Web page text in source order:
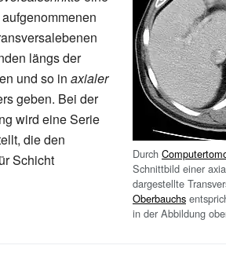
Durch
Schnittbild einer
dargestellte
Oberbauchs
in der Abbildung
längs der
und so in axialer
geben. Bei der
wird eine Serie
die den
Schicht